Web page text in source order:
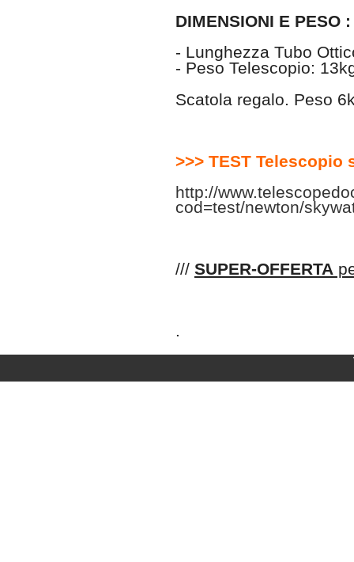
DIMENSIONI E PESO :
- Lunghezza Tubo
- Peso Telescopio:
Scatola regalo. Peso
>>> TEST Telescopio
http://
cod=test/newton/
/// SUPER-OFFERTA
.